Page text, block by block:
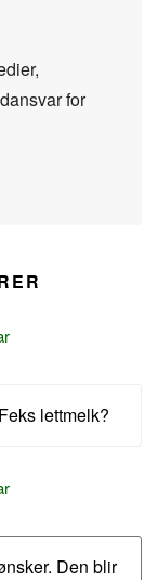
for
lettmelk?
Den blir